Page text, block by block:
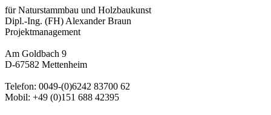
für Naturstammbau und Holzbaukunst
Dipl.-Ing. (FH) Alexander Braun
Projektmanagement
Am Goldbach 9
D-67582 Mettenheim
Telefon: 0049-(0)6242 83700 62
Mobil: +49 (0)151 688 42395